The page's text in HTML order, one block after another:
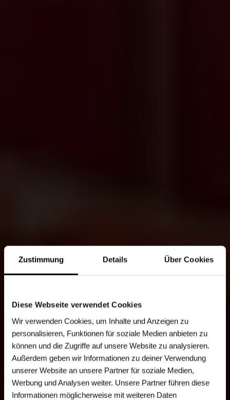
Zustimmung Details Über Cookies
Diese Webseite verwendet Cookies
Wir verwenden Cookies, um Inhalte und Anzeigen zu
personalisieren, Funktionen für soziale Medien anbieten zu
können und die Zugriffe auf unsere Website zu analysieren.
Außerdem geben wir Informationen zu deiner Verwendung
unserer Website an unsere Partner für soziale Medien,
Werbung und Analysen weiter. Unsere Partner führen diese
Informationen möglicherweise mit weiteren Daten